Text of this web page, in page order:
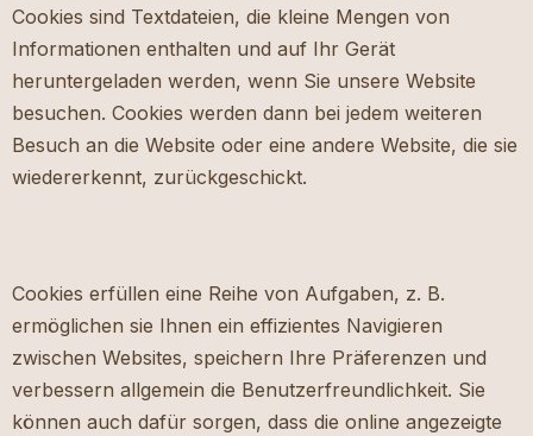
Cookies sind Textdateien, die kleine Mengen von
Informationen enthalten und auf Ihr Gerät
heruntergeladen werden, wenn Sie unsere Website
besuchen. Cookies werden dann bei jedem weiteren
Besuch an die Website oder eine andere Website, die sie
wiedererkennt, zurückgeschickt.
Cookies erfüllen eine Reihe von Aufgaben, z. B.
ermöglichen sie Ihnen ein effizientes Navigieren
zwischen Websites, speichern Ihre Präferenzen und
verbessern allgemein die Benutzerfreundlichkeit. Sie
können auch dafür sorgen, dass die online angezeigte